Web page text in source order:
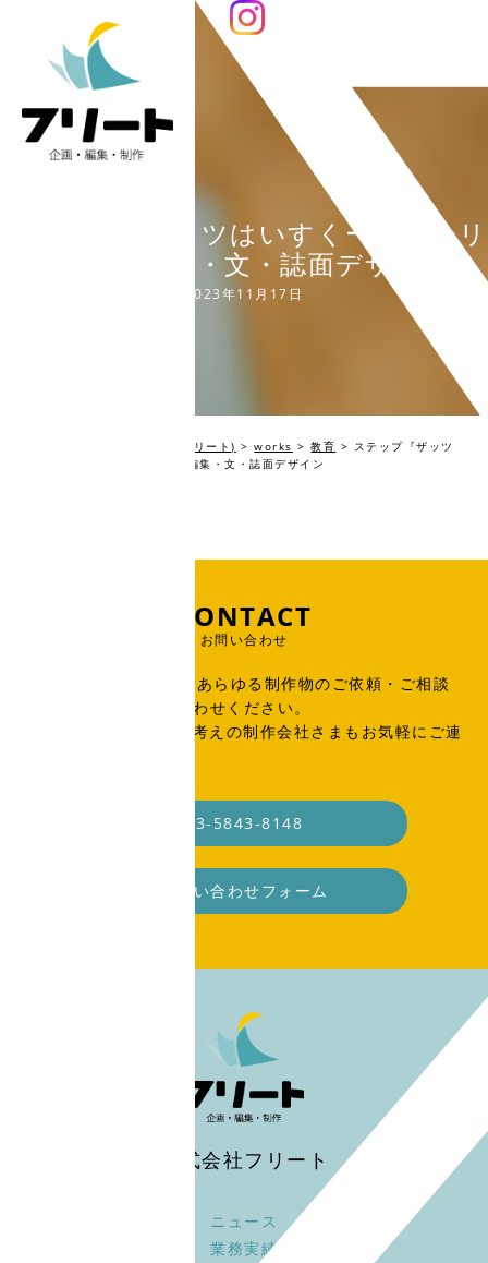
ステップ『ザッツはいすくーる』シリ
ーズ’24 編集・文・誌面デザイン
2023年11月17日
編集プロダクション Fleet(フリート) >works >教育 > ステップ『ザッツ
はいすくーる』シリーズ’24 編集・文・誌面デザイン
CONTACT
お問い合わせ
出版物、広告、WEB、あらゆる制作物のご依頼・ご相談
はこちらからお問い合わせください。
SOHO・業務委託をお考えの制作会社さまもお気軽にご連
03-5843-8148
お問い合わせフォーム
株式会社フリート
ニュース
業務実績